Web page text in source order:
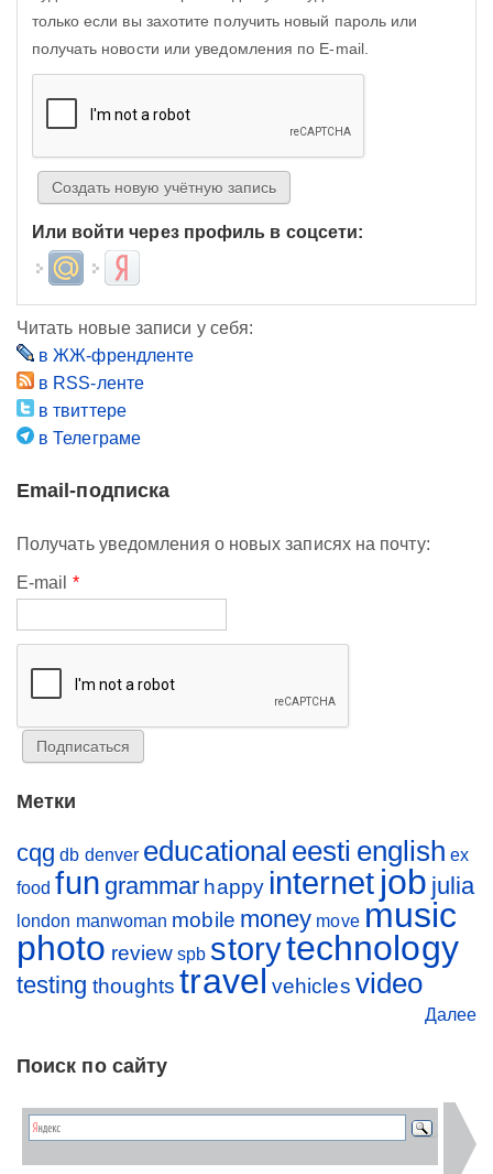
только если вы захотите получить новый пароль или
получать новости или уведомления по E-mail.
Или войти через профиль в соцсети:
Login with Mail.ruLogin with Яндекс
Читать новые записи у себя:
в ЖЖ-френдленте
в RSS-ленте
в твиттере
в Телеграме
Email-подписка
Получать уведомления о новых записях на почту:
E-mail *
Метки
cqg db denver educational eesti english ex
food fun grammar happy internet job julia
london manwoman mobile money move music
photo review spb storytechnology
testing thoughts travel vehicles video
Далее
Поиск по сайту